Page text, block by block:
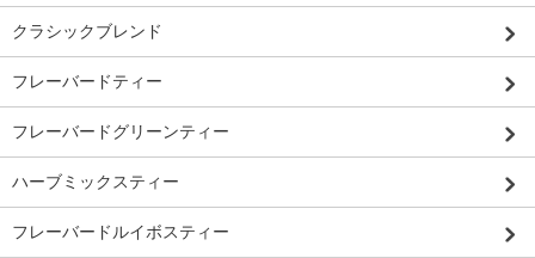
クラシックブレンド
フレーバードティー
フレーバードグリーンティー
ハーブミックスティー
フレーバードルイボスティー